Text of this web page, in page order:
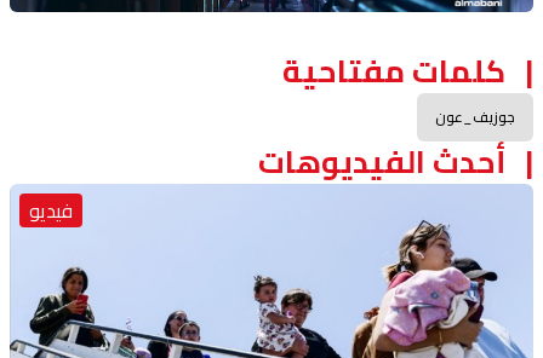
كلمات مفتاحية
جوزيف_عون
أحدث الفيديوهات
فيديو